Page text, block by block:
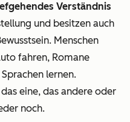
Verständnis
und besitzen auch
Menschen
fahren, Romane
lernen.
eine, das andere oder
noch.